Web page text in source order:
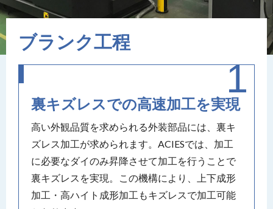
ブランク工程
裏キズレスでの高速加工を実現
高い外観品質を求められる外装部品には、裏キ
ズレス加工が求められます。ACIESでは、加工
に必要なダイのみ昇降させて加工を行うことで
裏キズレスを実現。この機構により、上下成形
加工・高ハイト成形加工もキズレスで加工可能